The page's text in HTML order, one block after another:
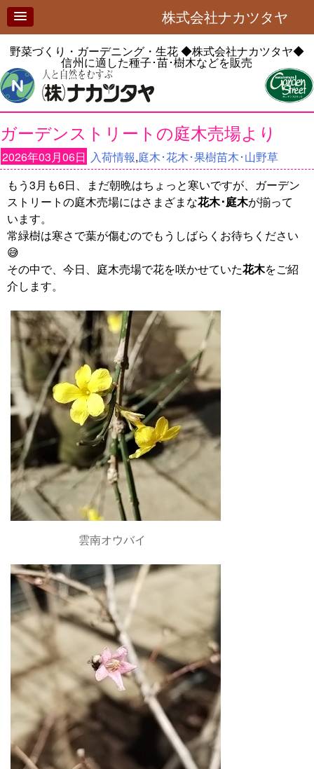
株式会社ナカツタヤ
野菜づくり・ガーデニング・生花◆株式会社ナカツタヤ◆
信州に適した種子･苗･樹木などを販売
ガーデンストリートの庭木売場より
2026年03月06日 入荷情報,庭木･花木･果樹苗木･山野草
もう3月も6日、まだ朝晩はちょっと寒いですが、ガーデン
ストリートの庭木売場にはさまざまな花木･庭木が揃って
います。
常緑樹は寒さで葉が傷むのでもうしばらくお待ちください
😅
その中で、今日、庭木売場で花を咲かせていた花木をご紹
介します。
雲南オウバイ